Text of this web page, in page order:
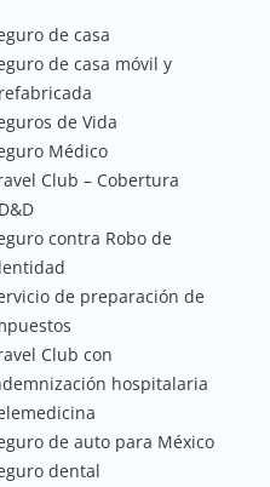
de casa
de casa móvil y
de Vida
Médico
Club – Cobertura
contra Robo de
de preparación de
Club con
hospitalaria
de auto para México
dental